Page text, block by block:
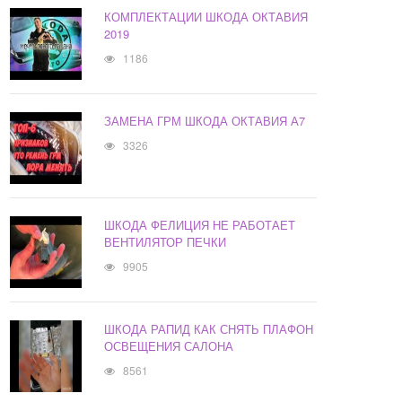
КОМПЛЕКТАЦИИ ШКОДА ОКТАВИЯ
2019
1186
ЗАМЕНА ГРМ ШКОДА ОКТАВИЯ А7
3326
ШКОДА ФЕЛИЦИЯ НЕ РАБОТАЕТ
ВЕНТИЛЯТОР ПЕЧКИ
9905
ШКОДА РАПИД КАК СНЯТЬ ПЛАФОН
ОСВЕЩЕНИЯ САЛОНА
8561